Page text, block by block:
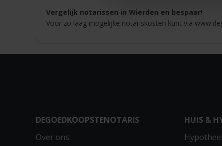
Vergelijk notarissen in Wierden en bespaar!
Voor zo laag mogelijke notariskosten kunt via
DEGOEDKOOPSTENOTARIS
Over ons
HUIS &